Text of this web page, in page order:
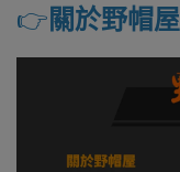
👉️ 關於野帽屋